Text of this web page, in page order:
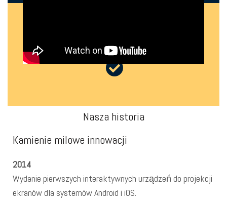
Nasza historia
Kamienie milowe innowacji
2014
Wydanie pierwszych interaktywnych urządzeń do projekcji
ekranów dla systemów Android i iOS.